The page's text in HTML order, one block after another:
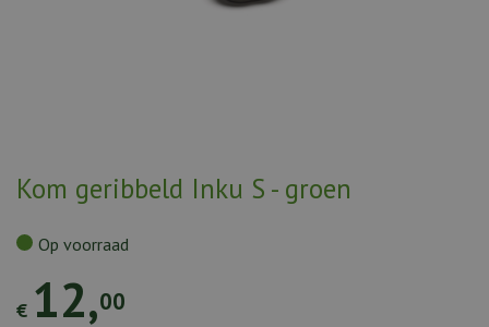
Kom geribbeld Inku S - groen
€ 12,00
Op voorraad